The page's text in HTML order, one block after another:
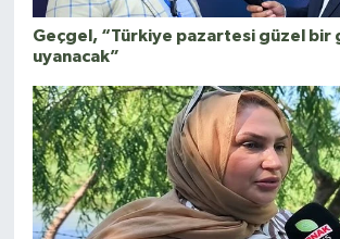
Geçgel, “Türkiye pazartesi güzel bir
uyanacak”